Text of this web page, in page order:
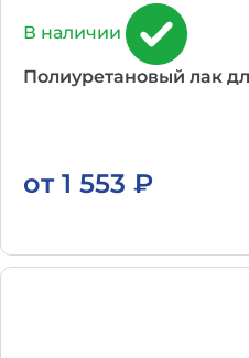
В наличии
Полиуретановый лак
от 1 553 ₽